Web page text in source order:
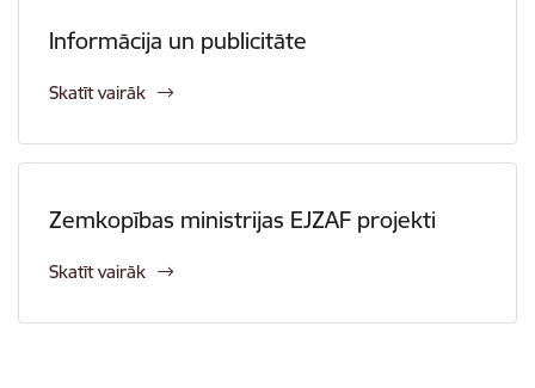
Informācija un publicitāte
Skatīt vairāk
Zemkopības ministrijas EJZAF projekti
Skatīt vairāk